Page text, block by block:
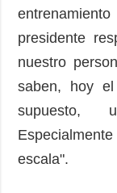
presidente
nuestro
saben, hoy
supuesto,
escala".